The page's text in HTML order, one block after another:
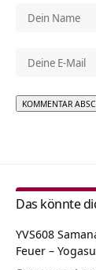
Das könnte
YVS608
Feuer –